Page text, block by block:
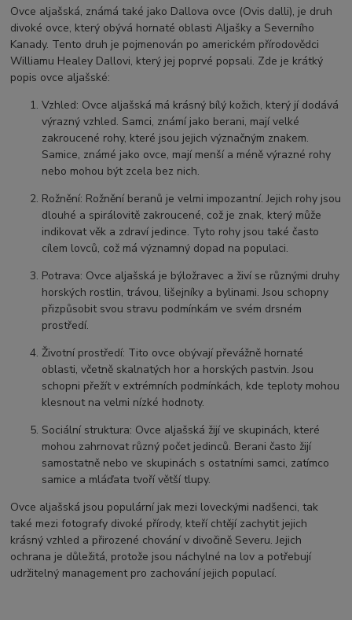
Ovce aljašská, známá také jako Dallova ovce (Ovis dalli), je druh
divoké ovce, který obývá hornaté oblasti Aljašky a Severního
Kanady. Tento druh je pojmenován po americkém přírodovědci
Williamu Healey Dallovi, který jej poprvé popsali. Zde je krátký
popis ovce aljašské:
Vzhled: Ovce aljašská má krásný bílý kožich, který jí dodává
výrazný vzhled. Samci, známí jako berani, mají velké
zakroucené rohy, které jsou jejich význačným znakem.
Samice, známé jako ovce, mají menší a méně výrazné rohy
nebo mohou být zcela bez nich.
Rožnění: Rožnění beranů je velmi impozantní. Jejich rohy jsou
dlouhé a spirálovitě zakroucené, což je znak, který může
indikovat věk a zdraví jedince. Tyto rohy jsou také často
cílem lovců, což má významný dopad na populaci.
Potrava: Ovce aljašská je býložravec a živí se různými druhy
horských rostlin, trávou, lišejníky a bylinami. Jsou schopny
přizpůsobit svou stravu podmínkám ve svém drsném
prostředí.
Životní prostředí: Tito ovce obývají převážně hornaté
oblasti, včetně skalnatých hor a horských pastvin. Jsou
schopni přežít v extrémních podmínkách, kde teploty mohou
klesnout na velmi nízké hodnoty.
Sociální struktura: Ovce aljašská žijí ve skupinách, které
mohou zahrnovat různý počet jedinců. Berani často žijí
samostatně nebo ve skupinách s ostatními samci, zatímco
samice a mláďata tvoří větší tlupy.
Ovce aljašská jsou populární jak mezi loveckými nadšenci, tak
také mezi fotografy divoké přírody, kteří chtějí zachytit jejich
krásný vzhled a přirozené chování v divočině Severu. Jejich
ochrana je důležitá, protože jsou náchylné na lov a potřebují
udržitelný management pro zachování jejich populací.